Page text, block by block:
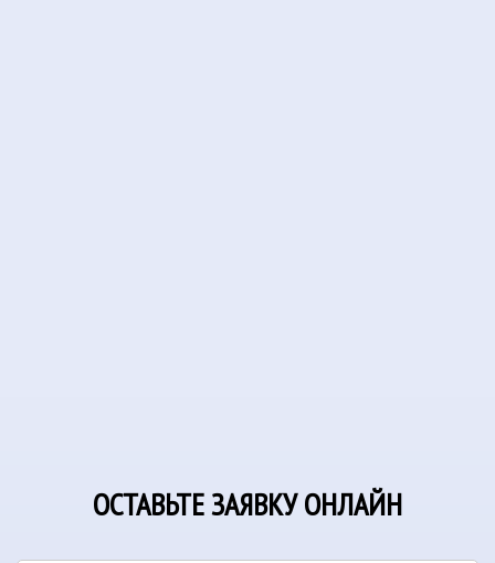
ОСТАВЬТЕ ЗАЯВКУ ОНЛАЙН